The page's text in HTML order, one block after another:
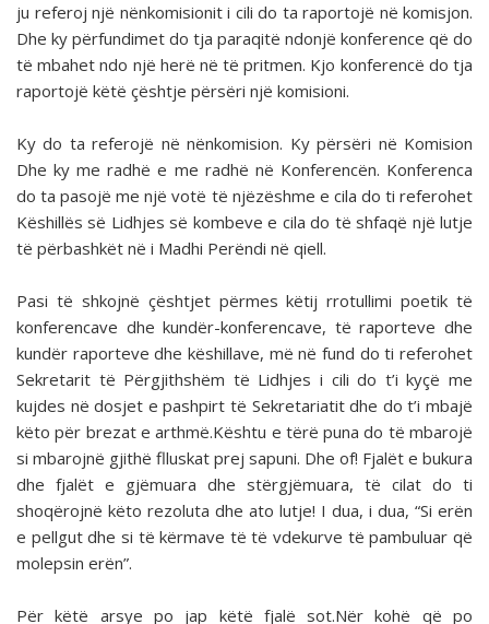
ju referoj një nënkomisionit i cili do ta raportojë në komisjon.
Dhe ky përfundimet do tja paraqitë ndonjë konference që do
të mbahet ndo një herë në të pritmen. Kjo konferencë do tja
raportojë këtë çështje përsëri një komisioni.
Ky do ta referojë në nënkomision. Ky përsëri në Komision
Dhe ky me radhë e me radhë në Konferencën. Konferenca
do ta pasojë me një votë të njëzëshme e cila do ti referohet
Këshillës së Lidhjes së kombeve e cila do të shfaqë një lutje
të përbashkët në i Madhi Perëndi në qiell.
Pasi të shkojnë çështjet përmes këtij rrotullimi poetik të
konferencave dhe kundër-konferencave, të raporteve dhe
kundër raporteve dhe këshillave, më në fund do ti referohet
Sekretarit të Përgjithshëm të Lidhjes i cili do t’i kyçë me
kujdes në dosjet e pashpirt të Sekretariatit dhe do t’i mbajë
këto për brezat e arthmë.Kështu e tërë puna do të mbarojë
si mbarojnë gjithë flluskat prej sapuni. Dhe of! Fjalët e bukura
dhe fjalët e gjëmuara dhe stërgjëmuara, të cilat do ti
shoqërojnë këto rezoluta dhe ato lutje! I dua, i dua, “Si erën
e pellgut dhe si të kërmave të të vdekurve të pambuluar që
molepsin erën”.
Për këtë arsye po jap këtë fjalë sot.Nër kohë që po